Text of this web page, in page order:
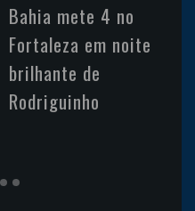
Bahia mete 4 no
Fortaleza em noite
brilhante de
Rodriguinho